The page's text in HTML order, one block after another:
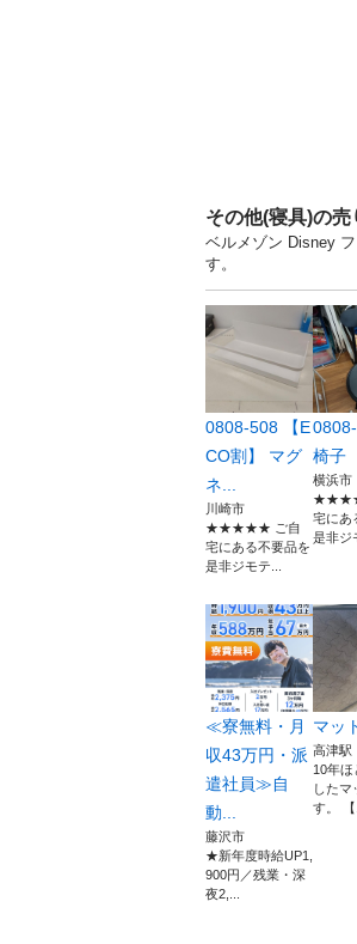
その他(寝具)の
ベルメゾン Disney
す。
0808-508 【E
CO割】 マグ
ネ...
川崎市
★★★★★ ご自
宅にある不要品を
是非ジモテ...
椅子
横浜市
宅にあ
是非ジ
≪寮無料・月
収43万円・派
遣社員≫自
動...
藤沢市
★新年度時給UP1,
900円／残業・深
夜2,...
マッ
高津駅
10年ほ
したマ
す。 【